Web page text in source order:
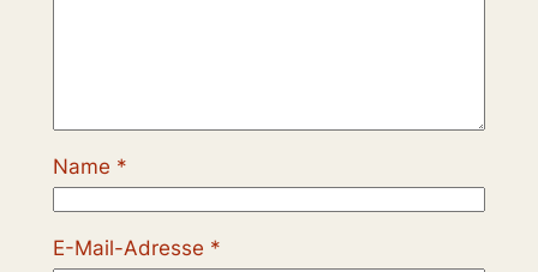
Name *
E-Mail-Adresse *